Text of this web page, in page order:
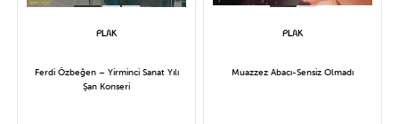
Ferdi Özbeğen – Yirminci Sanat Yılı
Şan Konseri
Muazzez Abacı-Sensiz Olmadı